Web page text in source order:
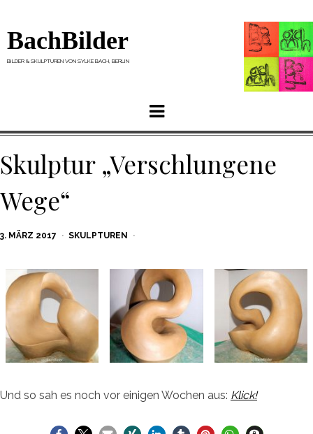
BachBilder
BILDER & SKULPTUREN VON SYLKE BACH, BERLIN
Menu
Skulptur „Verschlungene
Wege“
POSTED
3. MÄRZ 2017 SKULPTUREN
Und so sah es noch vor einigen Wochen aus: Klick!